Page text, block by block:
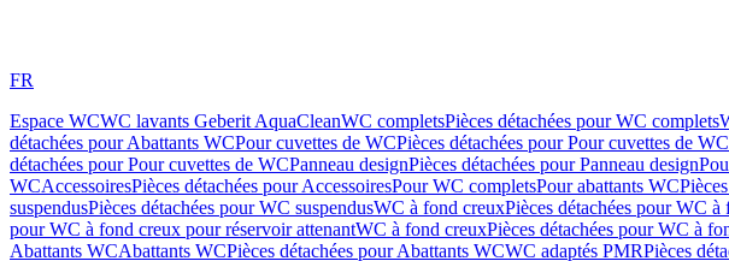
FR
Espace WCWC lavants Geberit AquaCleanWC completsPièces détachées pour WC complets
détachées pour Abattants WCPour cuvettes de WCPièces détachées pour Pour cuvettes de WC
détachées pour Pour cuvettes de WCPanneau designPièces détachées pour Panneau design
WCAccessoiresPièces détachées pour AccessoiresPour WC completsPour abattants WC
suspendusPièces détachées pour WC suspendusWC à fond creuxPièces détachées pour WC à
pour WC à fond creux pour réservoir attenantWC à fond creuxPièces détachées pour WC à
Abattants WCAbattants WCPièces détachées pour Abattants WCWC adaptés PMRPièces